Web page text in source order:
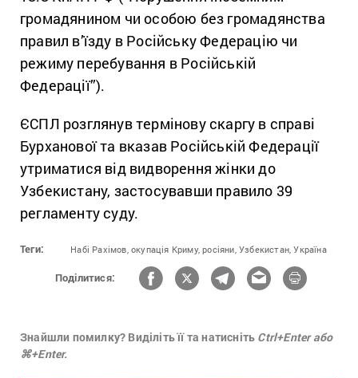
громадянином чи особою без громадянства
правил в’їзду в Російську Федерацію чи
режиму перебування в Російській
Федерації”).
ЄСПЛ розглянув термінову скаргу в справі
Бурханової та вказав Російській Федерації
утриматися від видворення жінки до
Узбекистану, застосувавши правило 39
регламенту суду.
Теги: Набі Рахімов, окупація Криму, росіяни, Узбекистан, Україна
Поділитися:
Знайшли помилку? Виділіть її та натисніть Ctrl+Enter або
⌘+Enter.